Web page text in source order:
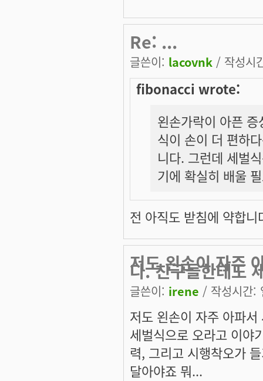
Re: ...
글쓴이: lacovnk / 작성시
fibonacci wrote:
왼손가락이 아픈
식이 손이 더 편하
니다. 그런데 세벌
기에 확실히 배울
전 아직도 받침에 약합
저도 왼손이 자주
다. 친구들한테도
글쓴이: irene / 작성시간
저도 왼손이 자주 아파
세벌식으로 오라고 이야
력, 그리고 시행착오가
달아야죠 뭐...